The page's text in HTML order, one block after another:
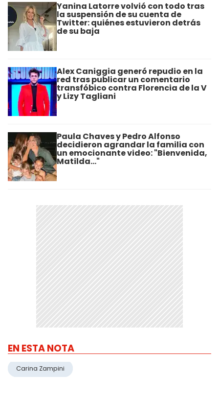
Yanina Latorre volvió con todo tras
la suspensión de su cuenta de
Twitter: quiénes estuvieron detrás
de su baja
Alex Caniggia generó repudio en la
red tras publicar un comentario
transfóbico contra Florencia de la V
y Lizy Tagliani
Paula Chaves y Pedro Alfonso
decidieron agrandar la familia con
un emocionante video: "Bienvenida,
Matilda..."
EN ESTA NOTA
Carina Zampini